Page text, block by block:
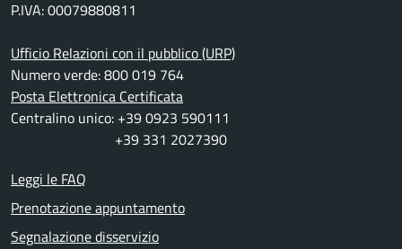
P.IVA: 00079880811
Ufficio Relazioni con il pubblico (URP)
Numero verde: 800 019 764
Posta Elettronica Certificata
Centralino unico: +39 0923 590111
+39 331 2027390
Leggi le FAQ
Prenotazione appuntamento
Segnalazione disservizio